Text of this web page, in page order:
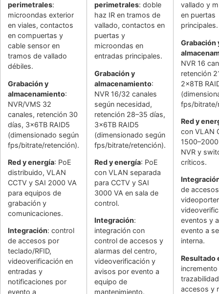
perimetrales:
microondas exterior
en viales, contactos
en compuertas y
cable sensor en
tramos de vallado
débiles.
Grabación y
almacenamiento:
NVR/VMS 32
canales, retención 30
días, 3x6TB RAID5
(dimensionado según
fps/bitrate/retención).
Red y energía: PoE
distribuido, VLAN
CCTV y SAI 2000 VA
para equipos de
grabación y
comunicaciones.
Integración: control
de accesos por
teclado/RFID,
videoverificación en
entradas y
notificaciones por
evento a
perimetrales: doble
haz IR en tramos de
vallado, contactos en
puertas y
microondas en
entradas principales.
Grabación y
almacenamiento:
NVR 16/32 canales
según necesidad,
retención 28–35 días,
3x6TB RAID5
(dimensionado según
fps/bitrate/retención).
Red y energía: PoE
con VLAN separada
para CCTV y SAI
3000 VA en sala de
control.
Integración:
integración con
control de accesos y
alarmas del centro,
videoverificación y
avisos por evento a
equipo de
mantenimiento.
vallado y
en puertas
principales.
Grabación
NVR 16
retención
2x8TB
fps/bitrate/
Red y
con VLAN
NVR y
críticos.
de
eventos y
evento a
interna.
Resultado
incremento
accesos y